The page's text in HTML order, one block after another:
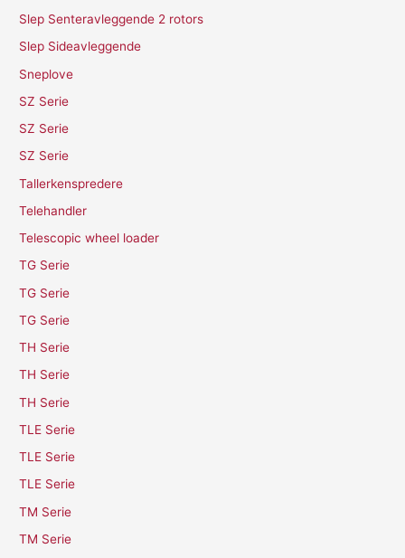
Slep Senteravleggende 2 rotors
Slep Sideavleggende
Sneplove
SZ Serie
SZ Serie
SZ Serie
Tallerkenspredere
Telehandler
Telescopic wheel loader
TG Serie
TG Serie
TG Serie
TH Serie
TH Serie
TH Serie
TLE Serie
TLE Serie
TLE Serie
TM Serie
TM Serie